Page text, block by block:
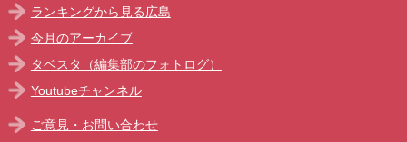
ランキングから見る広島
今月のアーカイブ
タベスタ（編集部のフォトログ）
Youtubeチャンネル
ご意見・お問い合わせ